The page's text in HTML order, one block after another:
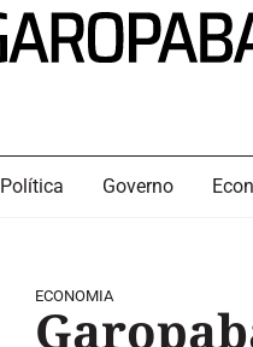
Política Governo
ECONOMIA